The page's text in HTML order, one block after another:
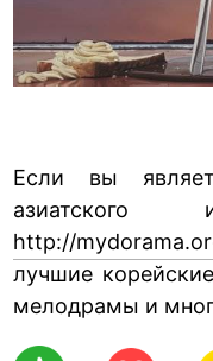
Если вы
http://
лучшие
мелодрамы и